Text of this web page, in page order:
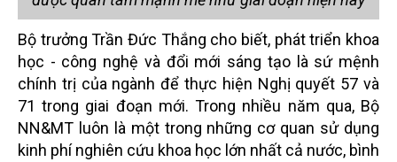
Bộ trưởng Trần Đức Thắng cho biết, phát triển khoa
học - công nghệ và đổi mới sáng tạo là sứ mệnh
chính trị của ngành để thực hiện Nghị quyết 57 và
71 trong giai đoạn mới. Trong nhiều năm qua, Bộ
NN&MT luôn là một trong những cơ quan sử dụng
kinh phí nghiên cứu khoa học lớn nhất cả nước, bình